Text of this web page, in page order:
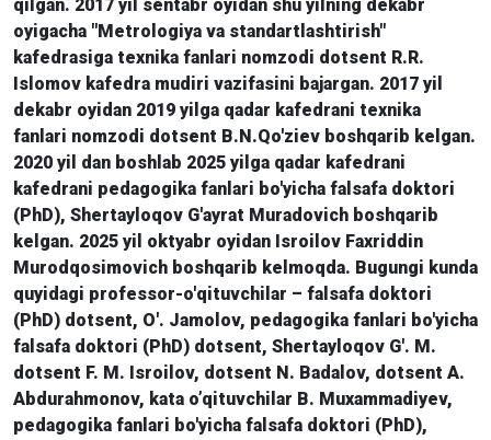
qilgan. 2017 yil sentabr oyidan shu yilning dekabr
oyigacha "Metrologiya va standartlashtirish"
kafedrasiga texnika fanlari nomzodi dotsent R.R.
Islomov kafedra mudiri vazifasini bajargan. 2017 yil
dekabr oyidan 2019 yilga qadar kafedrani texnika
fanlari nomzodi dotsent B.N.Qo'ziev boshqarib kelgan.
2020 yil dan boshlab 2025 yilga qadar kafedrani
kafedrani pedagogika fanlari bo'yicha falsafa doktori
(PhD), Shertayloqov G'ayrat Muradovich boshqarib
kelgan. 2025 yil oktyabr oyidan Isroilov Faxriddin
Murodqosimovich boshqarib kelmoqda. Bugungi kunda
quyidagi professor-o'qituvchilar – falsafa doktori
(PhD) dotsent, O'. Jamolov, pedagogika fanlari bo'yicha
falsafa doktori (PhD) dotsent, Shertayloqov G'. M.
dotsent F. M. Isroilov, dotsent N. Badalov, dotsent A.
Abdurahmonov, kata o’qituvchilar B. Muxammadiyev,
pedagogika fanlari bo'yicha falsafa doktori (PhD),